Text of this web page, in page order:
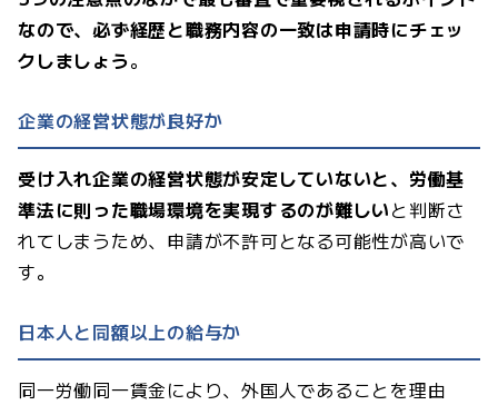
なので、必ず経歴と職務内容の一致は申請時にチェッ
クしましょう。
企業の経営状態が良好か
受け入れ企業の経営状態が安定していないと、労働基
準法に則った職場環境を実現するのが難しいと判断さ
れてしまうため、申請が不許可となる可能性が高いで
す。
日本人と同額以上の給与か
同一労働同一賃金により、外国人であることを理由